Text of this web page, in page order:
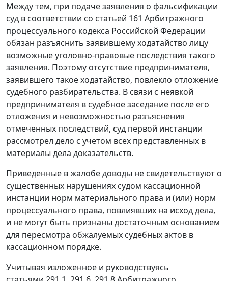
Между тем, при подаче заявления о фальсификации
суд в соответствии со статьей 161 Арбитражного
процессуального кодекса Российской Федерации
обязан разъяснить заявившему ходатайство лицу
возможные уголовно-правовые последствия такого
заявления. Поэтому отсутствие предпринимателя,
заявившего такое ходатайство, повлекло отложение
судебного разбирательства. В связи с неявкой
предпринимателя в судебное заседание после его
отложения и невозможностью разъяснения
отмеченных последствий, суд первой инстанции
рассмотрел дело с учетом всех представленных в
материалы дела доказательств.
Приведенные в жалобе доводы не свидетельствуют о
существенных нарушениях судом кассационной
инстанции норм материального права и (или) норм
процессуального права, повлиявших на исход дела,
и не могут быть признаны достаточным основанием
для пересмотра обжалуемых судебных актов в
кассационном порядке.
Учитывая изложенное и руководствуясь